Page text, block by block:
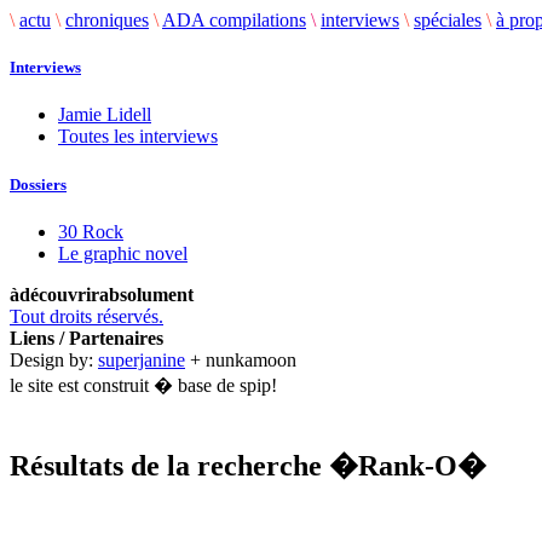
\ actu \ chroniques \ ADA compilations \ interviews \ spéciales \ à
Interviews
Jamie Lidell
Toutes les interviews
Dossiers
30 Rock
Le graphic novel
àdécouvrirabsolument
Tout droits réservés.
Liens / Partenaires
Design by: superjanine + nunkamoon
le site est construit � base de spip!
Résultats de la recherche �Rank-O�